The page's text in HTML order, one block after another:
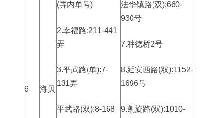
6 海贝
(弄内单号)
2.幸福路:211-441
弄
3.平武路(单):7-
131弄
平武路(双):8-168
法华镇路(双):660-
930号
7.种德桥2号
8.延安西路(双):1152-
1696号
9.凯旋路(双):1010-